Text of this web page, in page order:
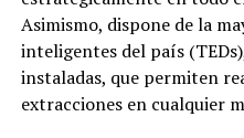
Asimismo, dispone de la
inteligentes del país
instaladas, que permiten
extracciones en cualquier